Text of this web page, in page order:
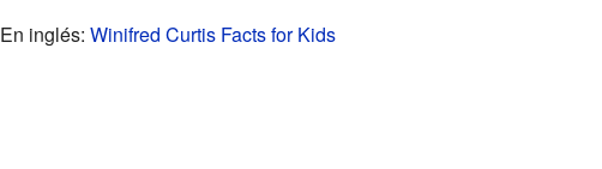
En inglés: Winifred Curtis Facts for Kids